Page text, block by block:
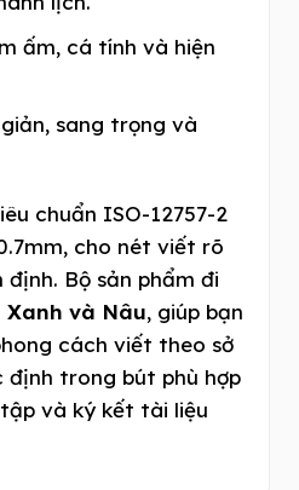
ấm, cá tính và hiện
sang trọng và
chuẩn ISO-12757-2
cho nét viết rõ
Bộ sản phẩm đi
và Nâu, giúp bạn
cách viết theo sở
định trong bút phù hợp
và ký kết tài liệu